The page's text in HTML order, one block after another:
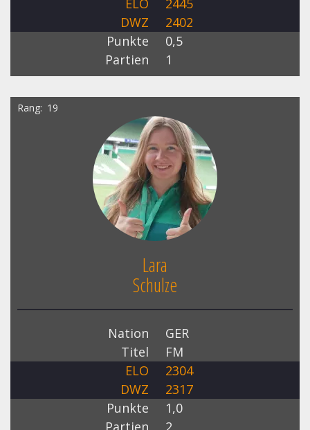
ELO
2445
DWZ
2402
Punkte
0,5
Partien
1
Rang 19
Lara
Schulze
Nation
GER
Titel
FM
ELO
2304
DWZ
2317
Punkte
1,0